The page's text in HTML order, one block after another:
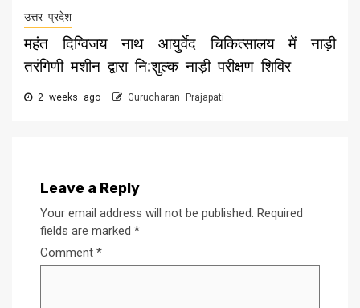
उत्तर प्रदेश
महंत दिग्विजय नाथ आयुर्वेद चिकित्सालय में नाड़ी
तरंगिणी मशीन द्वारा नि:शुल्क नाड़ी परीक्षण शिविर
2 weeks ago Gurucharan Prajapati
Leave a Reply
Your email address will not be published. Required
fields are marked *
Comment *